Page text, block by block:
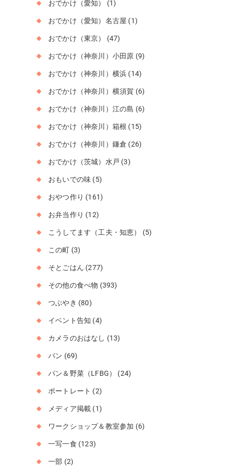
おでかけ（愛知） (1)
おでかけ（愛知）名古屋 (1)
おでかけ（東京） (47)
おでかけ（神奈川）小田原 (9)
おでかけ（神奈川）横浜 (14)
おでかけ（神奈川）横須賀 (6)
おでかけ（神奈川）江の島 (6)
おでかけ（神奈川）箱根 (15)
おでかけ（神奈川）鎌倉 (26)
おでかけ（茨城）水戸 (3)
おもいでの味 (5)
おやつ作り (161)
お弁当作り (12)
こうしてます（工夫・知恵） (5)
この町 (3)
そとごはん (277)
その他の食べ物 (393)
つぶやき (80)
イベント告知 (4)
カメラのおはなし (13)
パン (69)
パン＆野菜（LFBG） (24)
ポートレート (2)
メディア掲載 (1)
ワークショップ＆教室参加 (6)
一写一食 (123)
一部 (2)